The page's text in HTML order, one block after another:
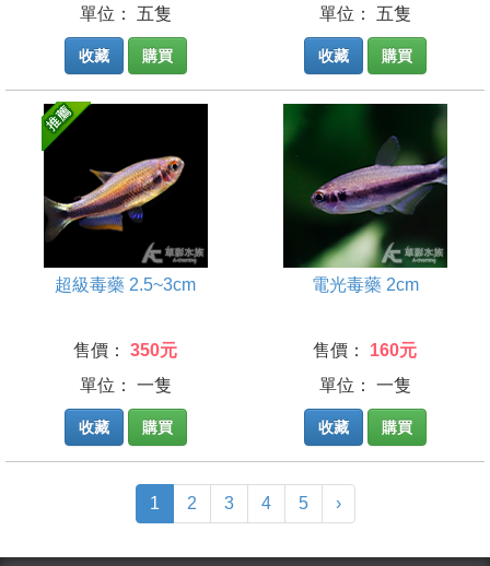
單位： 五隻
收藏 購買
單位： 五隻
收藏 購買
超級毒藥 2.5~3cm
售價：
350元
單位： 一隻
收藏 購買
電光毒藥 2cm
售價：
160元
單位： 一隻
收藏 購買
1 (current)
2 3 4 5 ›